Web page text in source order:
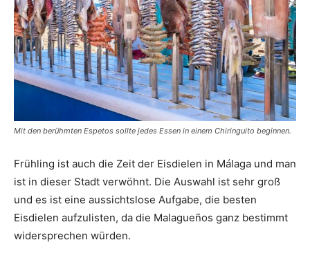
Mit den berühmten Espetos sollte jedes Essen in einem Chiringuito beginnen.
Frühling ist auch die Zeit der Eisdielen in Málaga und man
ist in dieser Stadt verwöhnt. Die Auswahl ist sehr groß
und es ist eine aussichtslose Aufgabe, die besten
Eisdielen aufzulisten, da die Malagueños ganz bestimmt
widersprechen würden.